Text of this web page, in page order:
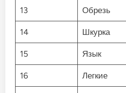
13 Обрезь
14 Шкурка
15 Язык
16 Легкие